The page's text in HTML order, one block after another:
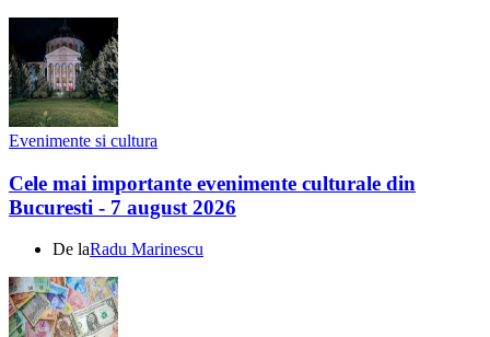
Evenimente si cultura
Cele mai importante evenimente culturale din
Bucuresti - 7 august 2026
De laRadu Marinescu